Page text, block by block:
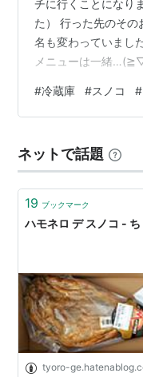
チに行くことになり
た） 行った先のそ
名も変わっていまし
メニューは一緒
コとPPシートを買っ
たもの） 冷蔵庫のガ
自作します。 AIが良
く…。 ランキング参
ープ …
#冷蔵庫 #スノコ #
ネットで話題
19 ブックマーク
ハモネロ デ スノコ -
tyoro-